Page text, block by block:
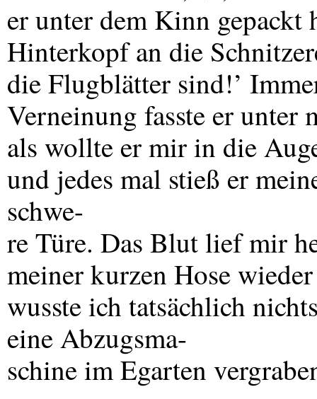
er unter dem Kinn gepackt
Hinterkopf an die
die Flugblätter sind!’
Verneinung fasste er unter
als wollte er mir in die
und jedes mal stieß er
schwe-
re Türe. Das Blut lief mir
meiner kurzen Hose
wusste ich tatsächlich
eine Abzugsma-
schine im Egarten